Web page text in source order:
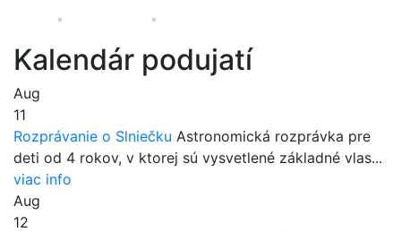
Kalendár podujatí
Aug
11
Rozprávanie o Slniečku Astronomická rozprávka pre
deti od 4 rokov, v ktorej sú vysvetlené základné vlas...
viac info
Aug
12